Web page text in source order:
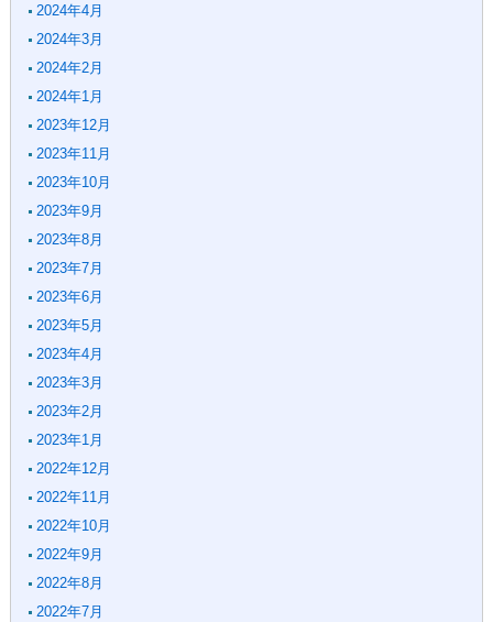
2024年4月
2024年3月
2024年2月
2024年1月
2023年12月
2023年11月
2023年10月
2023年9月
2023年8月
2023年7月
2023年6月
2023年5月
2023年4月
2023年3月
2023年2月
2023年1月
2022年12月
2022年11月
2022年10月
2022年9月
2022年8月
2022年7月